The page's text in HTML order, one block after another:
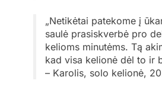
„Netikėtai patekome į
saulė prasiskverbė pro
kelioms minutėms. Tą
kad visa kelionė dėl to ir
– Karolis, solo kelionė,